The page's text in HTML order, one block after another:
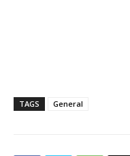
TAGS General